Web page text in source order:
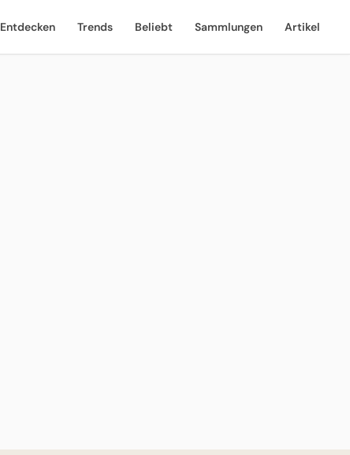
Entdecken Trends Beliebt Sammlungen Artikel